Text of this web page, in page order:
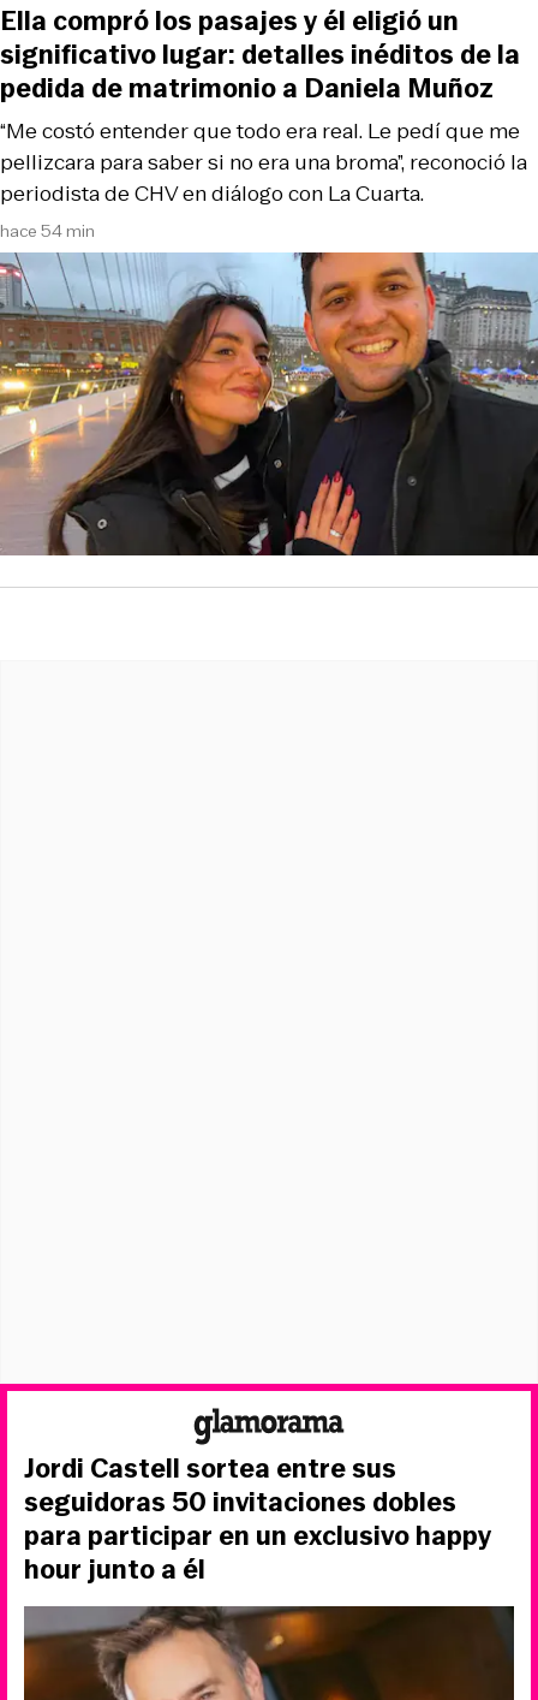
hace 54 min
“Me costó entender que todo era real. Le pedí que me
pellizcara para saber si no era una broma”, reconoció la
periodista de CHV en diálogo con La Cuarta.
Ella compró los pasajes y él eligió un
significativo lugar: detalles inéditos de la
pedida de matrimonio a Daniela Muñoz
Jordi Castell sortea entre sus
seguidoras 50 invitaciones dobles
para participar en un exclusivo happy
hour junto a él